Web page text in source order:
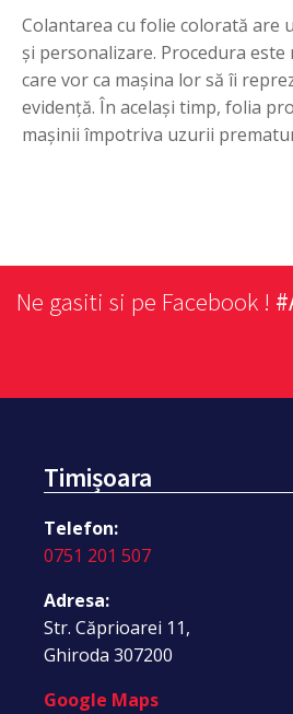
Colantarea cu folie colorată are
și personalizare. Procedura
care vor ca mașina lor să îi
evidență. În același timp, folia
mașinii împotriva uzurii
Ne gasiti si pe Facebook !
Timișoara
Telefon:
0751 201 507
Adresa:
Str. Căprioarei 11,
Ghiroda 307200
Google Maps